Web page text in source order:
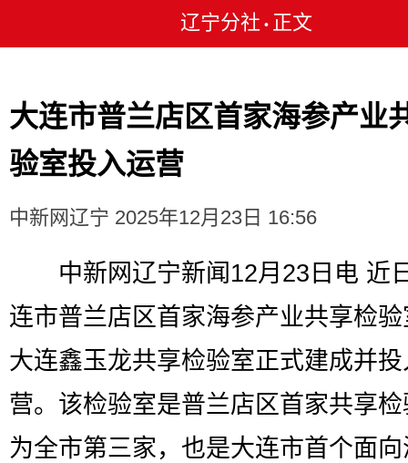
辽宁分社 • 正文
大连市普兰店区首家海参产业
验室投入运营
中新网辽宁 2025年12月23日 16:56
中新网辽宁新闻12月23日电 近
连市普兰店区首家海参产业共享检
大连鑫玉龙共享检验室正式建成并
营。该检验室是普兰店区首家共享
为全市第三家，也是大连市首个面